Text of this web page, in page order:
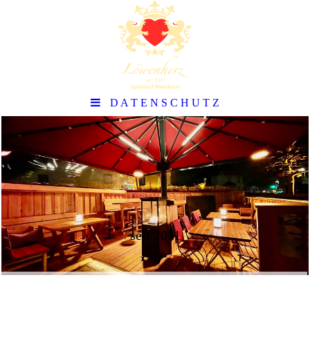
D A T E N S C H U T Z
seit 2011